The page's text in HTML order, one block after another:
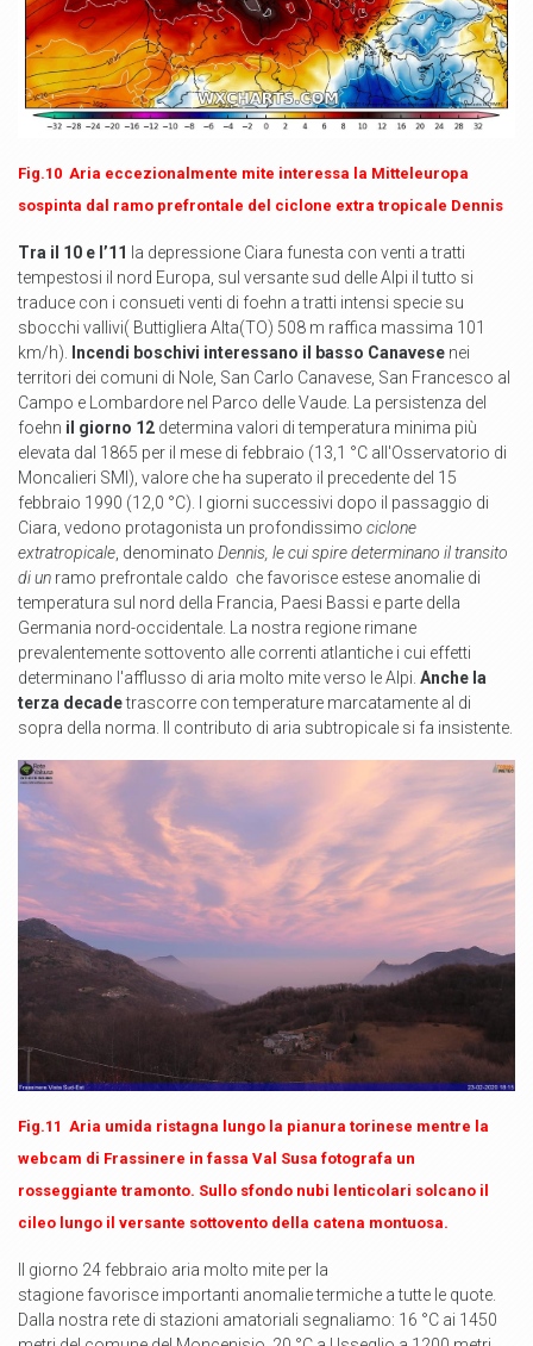
Fig.10 Aria eccezionalmente mite interessa la Mitteleuropa
sospinta dal ramo prefrontale del ciclone extra tropicale Dennis
Tra il 10 e l’11
la depressione Ciara funesta con venti a tratti
tempestosi il nord Europa, sul versante sud delle Alpi il tutto si
traduce con i consueti venti di foehn a tratti intensi specie su
sbocchi vallivi( Buttigliera Alta(TO) 508 m raffica massima 101
km/h).
Incendi boschivi interessano il basso Canavese nei
territori dei comuni di Nole, San Carlo Canavese, San Francesco al
Campo e Lombardore nel Parco delle Vaude. La persistenza del
foehn il giorno 12 determina valori di temperatura minima più
elevata dal 1865 per il mese di febbraio (13,1 °C all'Osservatorio di
Moncalieri SMI), valore che ha superato il precedente del 15
febbraio 1990 (12,0 °C). I giorni successivi dopo il passaggio di
Ciara, vedono protagonista un profondissimo ciclone
extratropicale , denominato Dennis, le cui spire determinano il transito
di un ramo prefrontale caldo che favorisce estese anomalie di
temperatura sul nord della Francia, Paesi Bassi e parte della
Germania nord-occidentale. La nostra regione rimane
prevalentemente sottovento alle correnti atlantiche i cui effetti
determinano l'afflusso di aria molto mite verso le Alpi. Anche la
terza decadetrascorre con temperature marcatamente al di
sopra della norma. Il contributo di aria subtropicale si fa insistente.
Fig.11 Aria umida ristagna lungo la pianura torinese mentre la
webcam di Frassinere in fassa Val Susa fotografa un
rosseggiante tramonto. Sullo sfondo nubi lenticolari solcano il
cileo lungo il versante sottovento della catena montuosa.
Il giorno 24 febbraio aria molto mite per la
stagione favorisce importanti anomalie termiche a tutte le quote.
Dalla nostra rete di stazioni amatoriali segnaliamo: 16 °C ai 1450